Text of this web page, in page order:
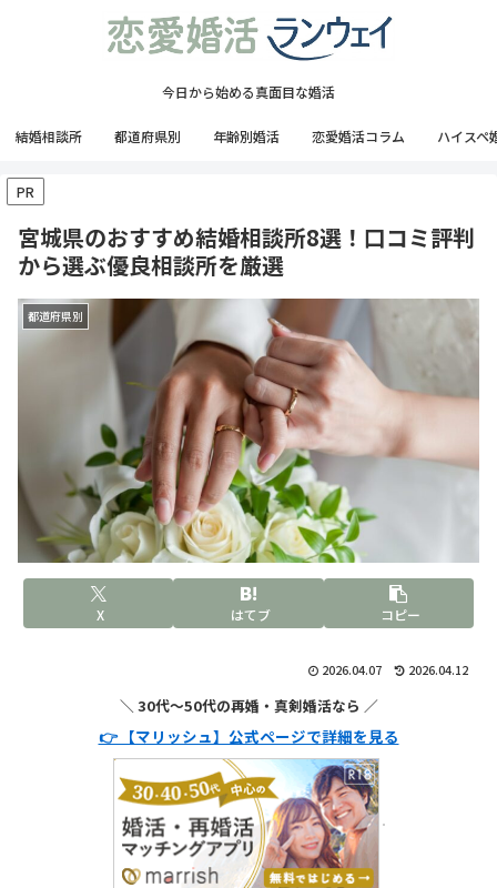
今日から始める真面目な婚活
結婚相談所 都道府県別 年齢別婚活 恋愛婚活コラム ハイスペ
PR
宮城県のおすすめ結婚相談所8選！口コミ評判
から選ぶ優良相談所を厳選
都道府県別
X はてブ コピー
2026.04.07 2026.04.12
＼ 30代〜50代の再婚・真剣婚活なら ／
👉 【マリッシュ】公式ページで詳細を見る